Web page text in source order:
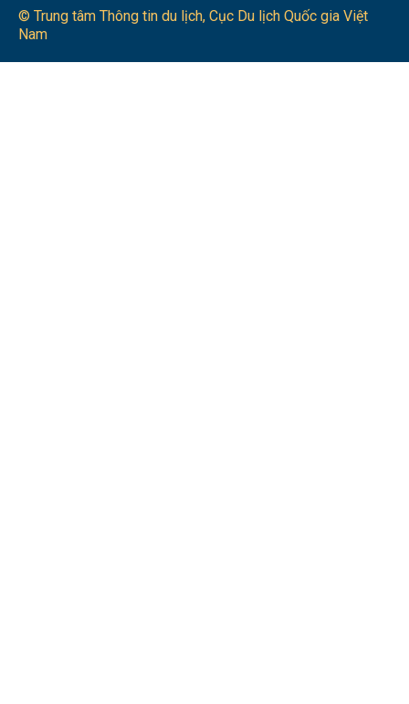
© Trung tâm Thông tin du lịch​, Cục Du lịch Quốc gia Việt
Nam